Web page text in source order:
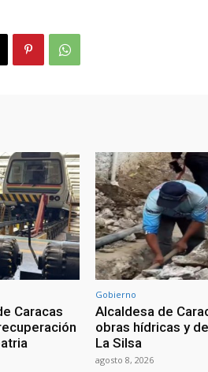
Caracas
Gobierno
Alcaldesa de
obras hídricas y
La Silsa
agosto 8, 2026